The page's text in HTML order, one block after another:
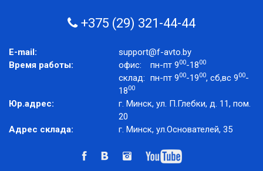
+375 (29) 321-44-44
E-mail:
support@f-avto.by
Время работы:
офис: пн-пт 900-1800
склад: пн-пт 900-1900, сб,вс 900-
1800
Юр.адрес:
г. Минск, ул. П.Глебки, д. 11, пом.
20
Адрес склада:
г. Минск, ул.Основателей, 35